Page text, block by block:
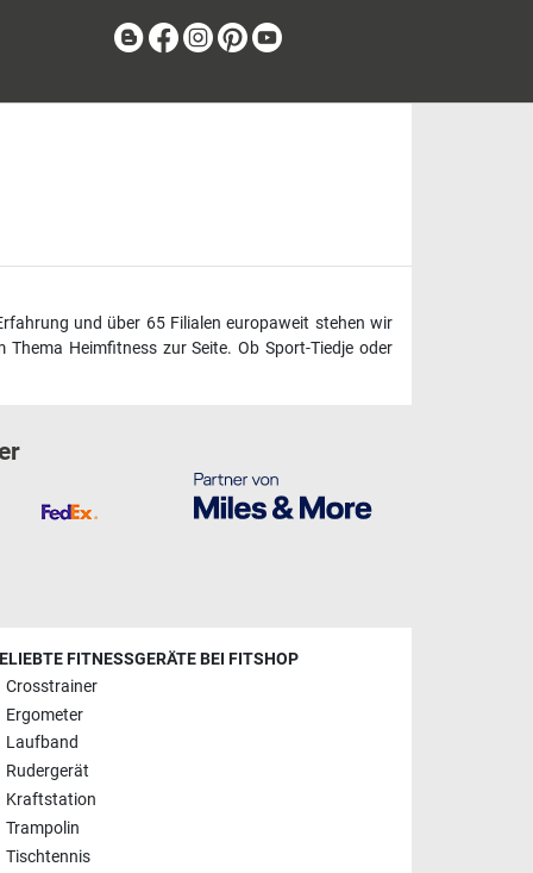
BlogFacebook
Instagram
Pinterest
und über 65 Filialen europaweit stehen wir
Heimfitness zur Seite. Ob Sport-Tiedje oder
FITNESSGERÄTE BEI FITSHOP
Crosstrainer
Ergometer
Laufband
Rudergerät
Kraftstation
Trampolin
Tischtennis